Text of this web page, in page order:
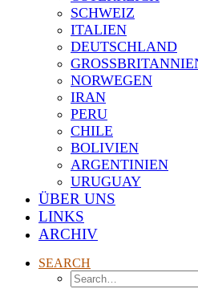
SCHWEIZ
ITALIEN
DEUTSCHLAND
GROSSBRITANNIEN
NORWEGEN
IRAN
PERU
CHILE
BOLIVIEN
ARGENTINIEN
URUGUAY
ÜBER UNS
LINKS
ARCHIV
SEARCH